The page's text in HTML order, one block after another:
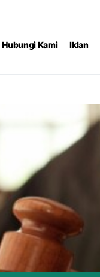
Hubungi Kami Iklan